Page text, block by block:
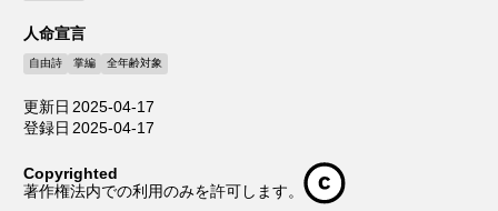
人命宣言
自由詩 掌編 全年齢対象
更新日 2025-04-17
登録日 2025-04-17
Copyrighted
著作権法内での利用のみを許可します。